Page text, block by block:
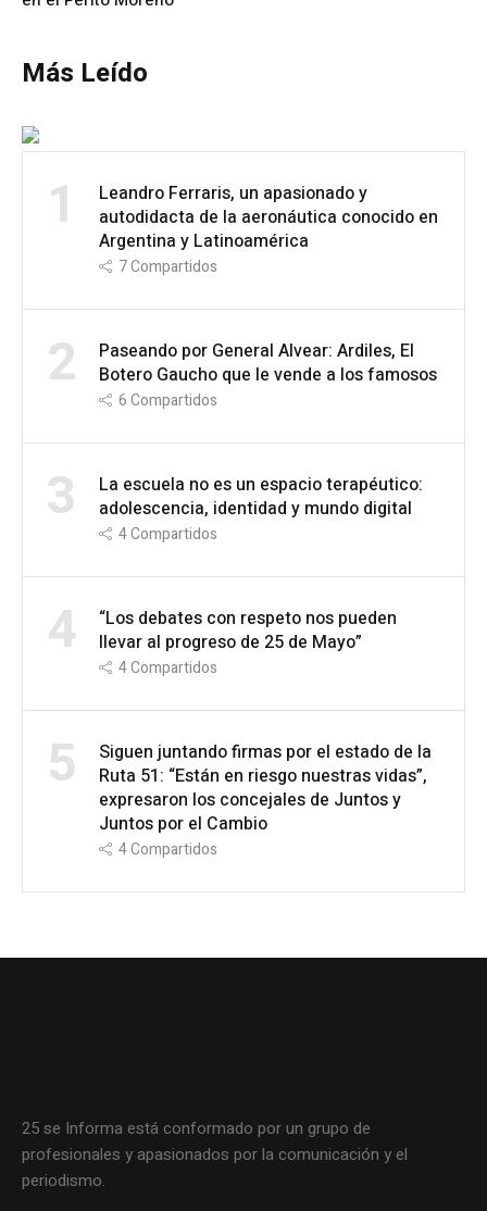
Más Leído
1
Leandro Ferraris, un apasionado y
autodidacta de la aeronáutica conocido en
Argentina y Latinoamérica
7Compartidos
2
Paseando por General Alvear: Ardiles, El
Botero Gaucho que le vende a los famosos
6Compartidos
3
La escuela no es un espacio terapéutico:
adolescencia, identidad y mundo digital
4Compartidos
4
“Los debates con respeto nos pueden
llevar al progreso de 25 de Mayo”
4Compartidos
5
Siguen juntando firmas por el estado de la
Ruta 51: “Están en riesgo nuestras vidas”,
expresaron los concejales de Juntos y
Juntos por el Cambio
4Compartidos
25 se Informa está conformado por un grupo de
profesionales y apasionados por la comunicación y el
periodismo.